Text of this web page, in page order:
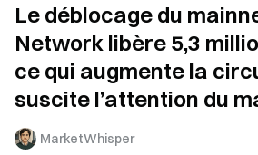
Le déblocage du
Network libère 5,3
ce qui augmente la
suscite l’attention du
MarketWhisper